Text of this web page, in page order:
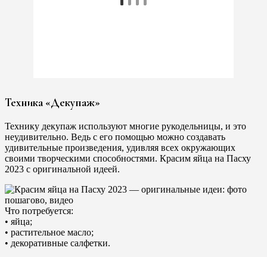
Техника «Декупаж»
Технику декупаж используют многие рукодельницы, и это
неудивительно. Ведь с его помощью можно создавать
удивительные произведения, удивляя всех окружающих
своими творческими способностями. Красим яйца на Пасху
2023 с оригинальной идеей.
Что потребуется:
• яйца;
• растительное масло;
• декоративные салфетки.